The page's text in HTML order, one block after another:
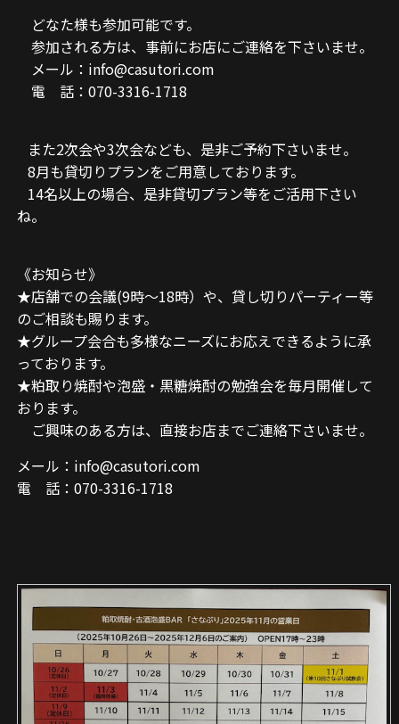
どなた様も参加可能です。
参加される方は、事前にお店にご連絡を下さいませ。
メール：info@casutori.com
電 話：070-3316-1718
また2次会や3次会なども、是非ご予約下さいませ。
8月も貸切りプランをご用意しております。
14名以上の場合、是非貸切プラン等をご活用下さい
ね。
《お知らせ》
★店舗での会議(9時～18時）や、貸し切りパーティー等
のご相談も賜ります。
★グループ会合も多様なニーズにお応えできるように承
っております。
★粕取り焼酎や泡盛・黒糖焼酎の勉強会を毎月開催して
おります。
ご興味のある方は、直接お店までご連絡下さいませ。
メール：info@casutori.com
電 話：070-3316-1718